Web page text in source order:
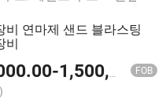
비 연마제 샌드 블라스팅
비
-1,500,000.00 FOB